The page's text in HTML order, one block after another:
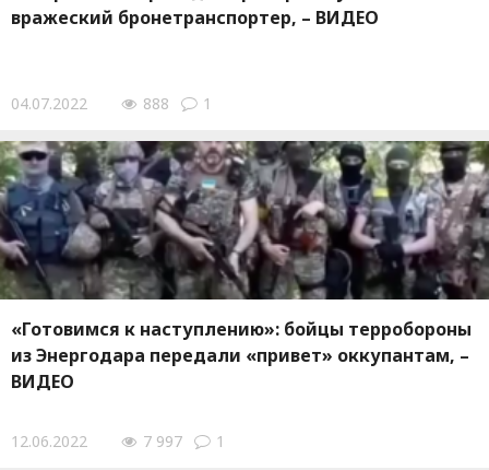
вражеский бронетранспортер, – ВИДЕО
04.07.2022 888 1
«Готовимся к наступлению»: бойцы терробороны
из Энергодара передали «привет» оккупантам, –
ВИДЕО
12.06.2022 7 997 1